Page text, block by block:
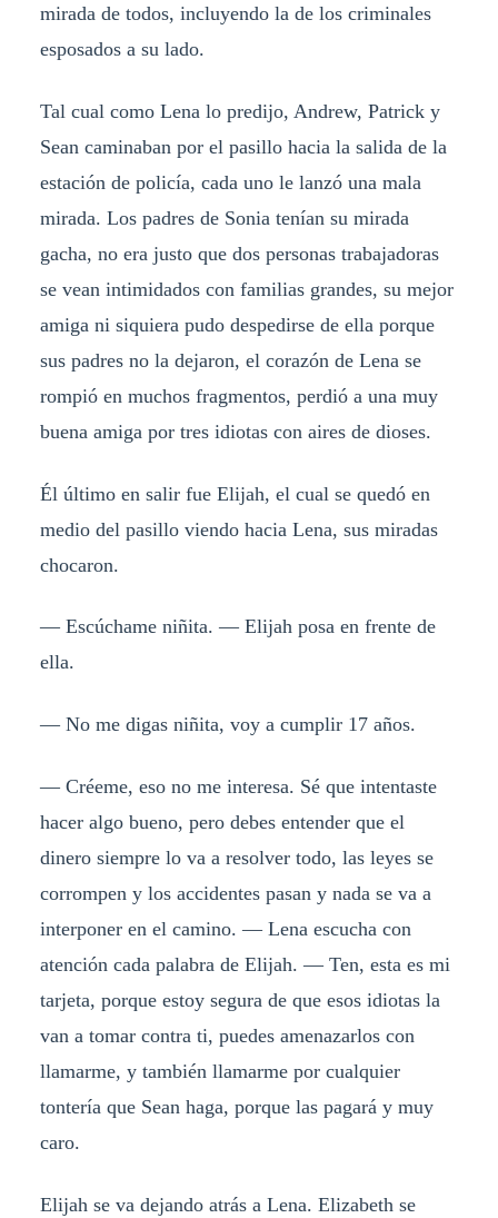
mirada de todos, incluyendo la de los criminales
esposados a su lado.
Tal cual como Lena lo predijo, Andrew, Patrick y
Sean caminaban por el pasillo hacia la salida de la
estación de policía, cada uno le lanzó una mala
mirada. Los padres de Sonia tenían su mirada
gacha, no era justo que dos personas trabajadoras
se vean intimidados con familias grandes, su mejor
amiga ni siquiera pudo despedirse de ella porque
sus padres no la dejaron, el corazón de Lena se
rompió en muchos fragmentos, perdió a una muy
buena amiga por tres idiotas con aires de dioses.
Él último en salir fue Elijah, el cual se quedó en
medio del pasillo viendo hacia Lena, sus miradas
chocaron.
— Escúchame niñita. — Elijah posa en frente de
ella.
— No me digas niñita, voy a cumplir 17 años.
— Créeme, eso no me interesa. Sé que intentaste
hacer algo bueno, pero debes entender que el
dinero siempre lo va a resolver todo, las leyes se
corrompen y los accidentes pasan y nada se va a
interponer en el camino. — Lena escucha con
atención cada palabra de Elijah. — Ten, esta es mi
tarjeta, porque estoy segura de que esos idiotas la
van a tomar contra ti, puedes amenazarlos con
llamarme, y también llamarme por cualquier
tontería que Sean haga, porque las pagará y muy
caro.
Elijah se va dejando atrás a Lena. Elizabeth se